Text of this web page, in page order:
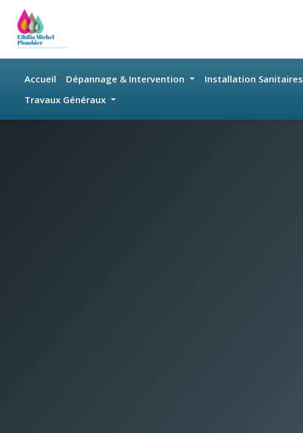
Skip to main content
Accueil Dépannage & Intervention Installation Sanitaires
Travaux Généraux